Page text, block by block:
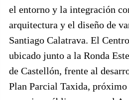
el entorno y la integración
arquitectura y el diseño de
Santiago Calatrava. El
ubicado junto a la Ronda
de Castellón, frente al
Plan Parcial Taxida,